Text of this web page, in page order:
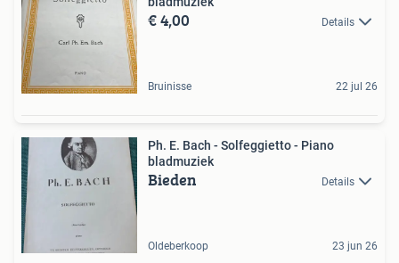
€ 4,00 Details
Bruinisse 22 jul 26
Ph. E. Bach - Solfeggietto - Piano
bladmuziek
Bieden Details
Oldeberkoop 23 jun 26